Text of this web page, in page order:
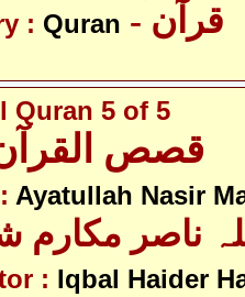
: Quran - قرآن
Quran 5 of 5
قصص القرآن -
Ayatullah Nasir
ناصر مکارم
: Iqbal Haider